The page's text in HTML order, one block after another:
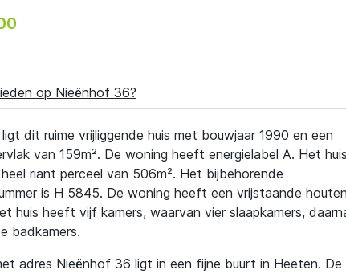
op Nieënhof 36?
dit ruime vrijliggende huis met bouwjaar 1990 en een
van 159m². De woning heeft energielabel A. Het huis
riant perceel van 506m². Het bijbehorende
is H 5845. De woning heeft een vrijstaande houten
huis heeft vijf kamers, waarvan vier slaapkamers,
badkamers.
adres Nieënhof 36 ligt in een fijne buurt in Heeten. De